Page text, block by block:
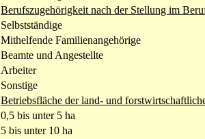
Berufszugehörigkeit nach der Stellung im
Selbstständige
Mithelfende Familienangehörige
Beamte und Angestellte
Arbeiter
Sonstige
Betriebsfläche der land- und
0,5 bis unter 5 ha
5 bis unter 10 ha